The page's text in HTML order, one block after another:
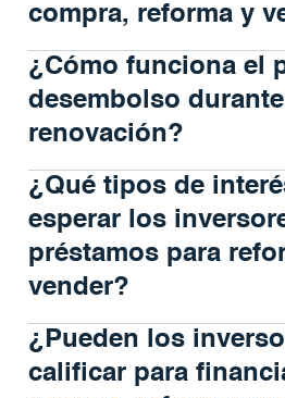
compra, reforma y
¿Cómo funciona el
desembolso
renovación?
¿Qué tipos de
esperar los
préstamos para
vender?
¿Pueden los
calificar para